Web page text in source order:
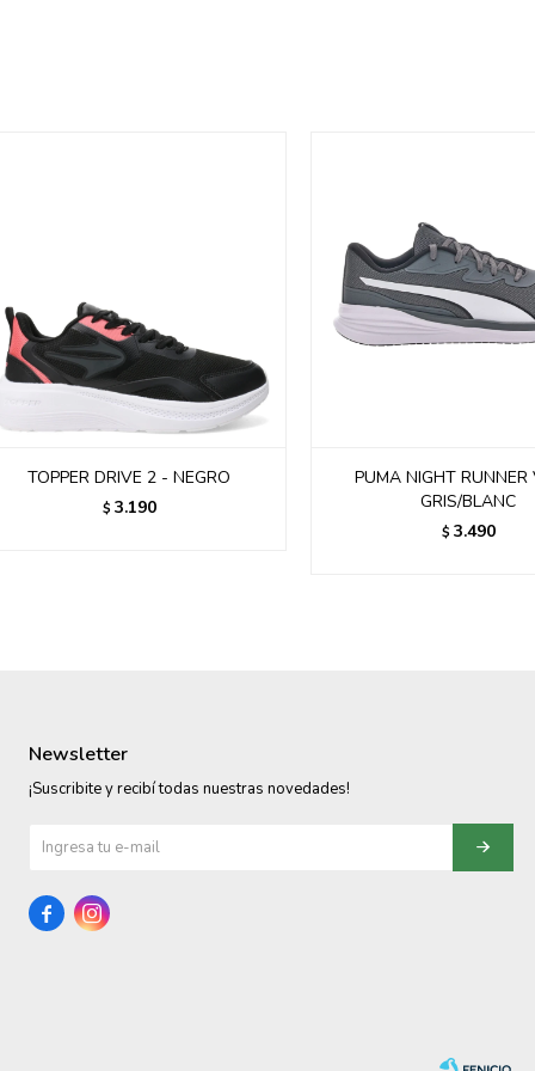
TOPPER DRIVE 2 - NEGRO
$ 3.190
PUMA NIGHT
GRIS/BLANC
$ 3.490
Newsletter
¡Suscribite y recibí todas nuestras novedades!
 